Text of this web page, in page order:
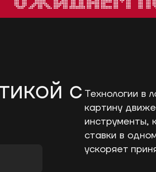
с Технологии в
картину
инструменты,
ставки в
ускоряет